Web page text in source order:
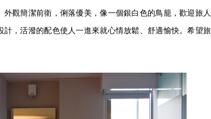
觀簡潔前衛，俐落優美，像一個銀白色的鳥籠，歡迎旅人
計，活潑的配色使人一進來就心情放鬆、舒適愉快。希望旅